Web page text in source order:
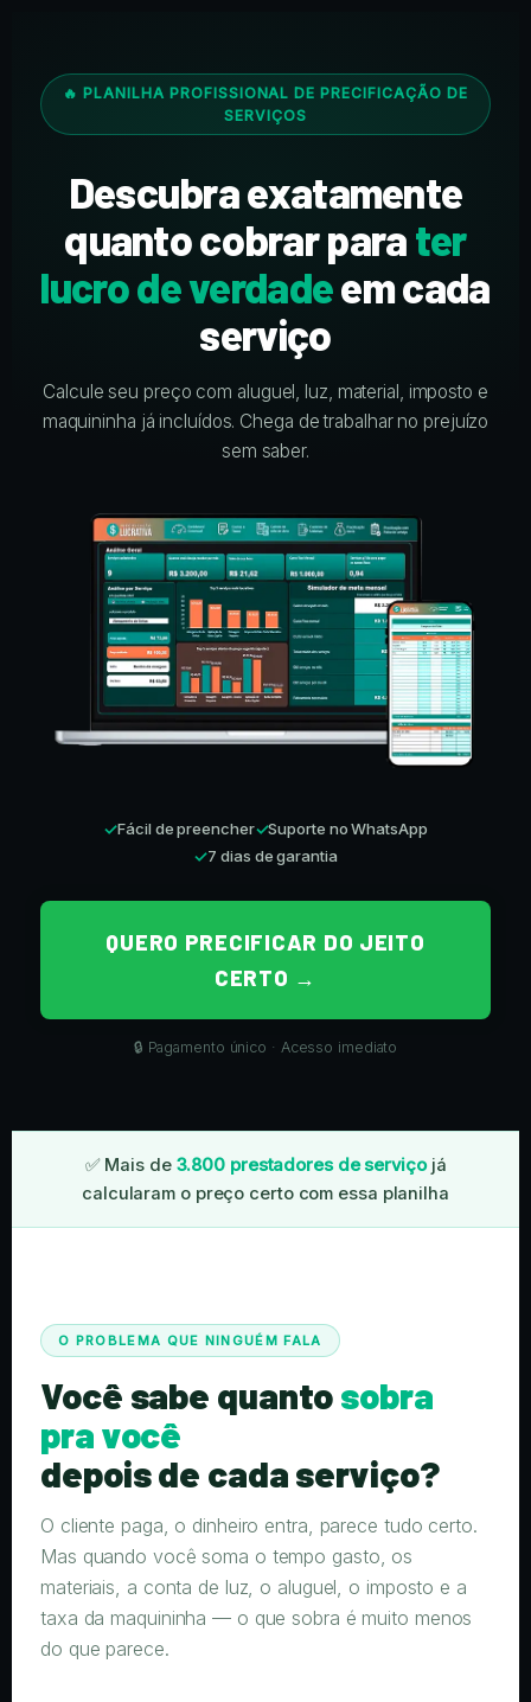
🔥 PLANILHA PROFISSIONAL DE PRECIFICAÇÃO DE
SERVIÇOS
Descubra exatamente
quanto cobrar parater
lucro de verdadeem cada
serviço
Calcule seu preço com aluguel, luz, material, imposto e
maquininha já incluídos. Chega de trabalhar no prejuízo
sem saber.
✓Fácil de preencher✓Suporte no WhatsApp
✓7 dias de garantia
QUERO PRECIFICAR DO JEITO
CERTO →
🔒 Pagamento único · Acesso imediato
✅ Mais de 3.800 prestadores de serviçojá
calcularam o preço certo com essa planilha
O PROBLEMA QUE NINGUÉM FALA
Você sabe quantosobra
pra você
depois de cada serviço?
O cliente paga, o dinheiro entra, parece tudo certo.
Mas quando você soma o tempo gasto, os
materiais, a conta de luz, o aluguel, o imposto e a
taxa da maquininha — o que sobra é muito menos
do que parece.